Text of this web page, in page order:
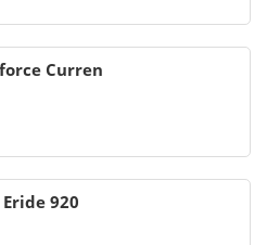
Curren
920